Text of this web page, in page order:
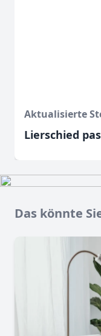
Aktualisierte
Lierschied
Das könnte